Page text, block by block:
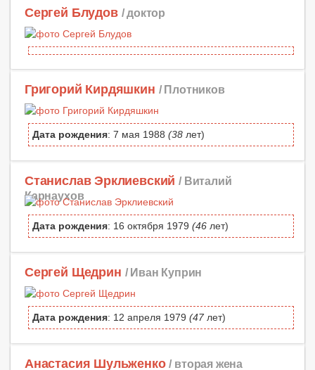
Сергей Блудов / доктор
Григорий Кирдяшкин / Плотников
Дата рождения: 7 мая 1988 (38 лет)
Станислав Эрклиевский / Виталий
Карнаухов
Дата рождения: 16 октября 1979 (46 лет)
Сергей Щедрин / Иван Куприн
Дата рождения: 12 апреля 1979 (47лет)
Анастасия Шульженко / вторая жена